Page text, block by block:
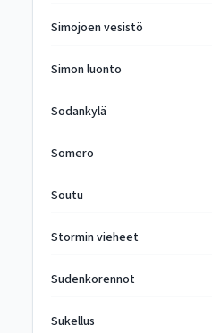
Simojoen vesistö
Simon luonto
Sodankylä
Somero
Soutu
Stormin vieheet
Sudenkorennot
Sukellus